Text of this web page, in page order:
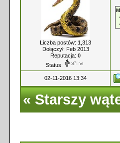
Liczba postów: 1,313
Dołączył: Feb 2013
Reputacja: 0
Status:
02-11-2016 13:34
«Starszy